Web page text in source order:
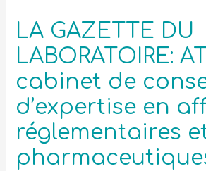
LA GAZETTE DU
LABORATOIRE:
cabinet de
d’expertise en
réglementaires